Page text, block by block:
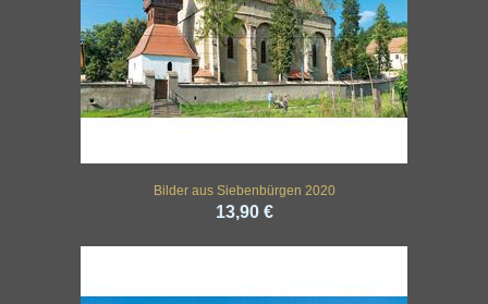
Bilder aus Siebenbürgen 2020
13,90 €